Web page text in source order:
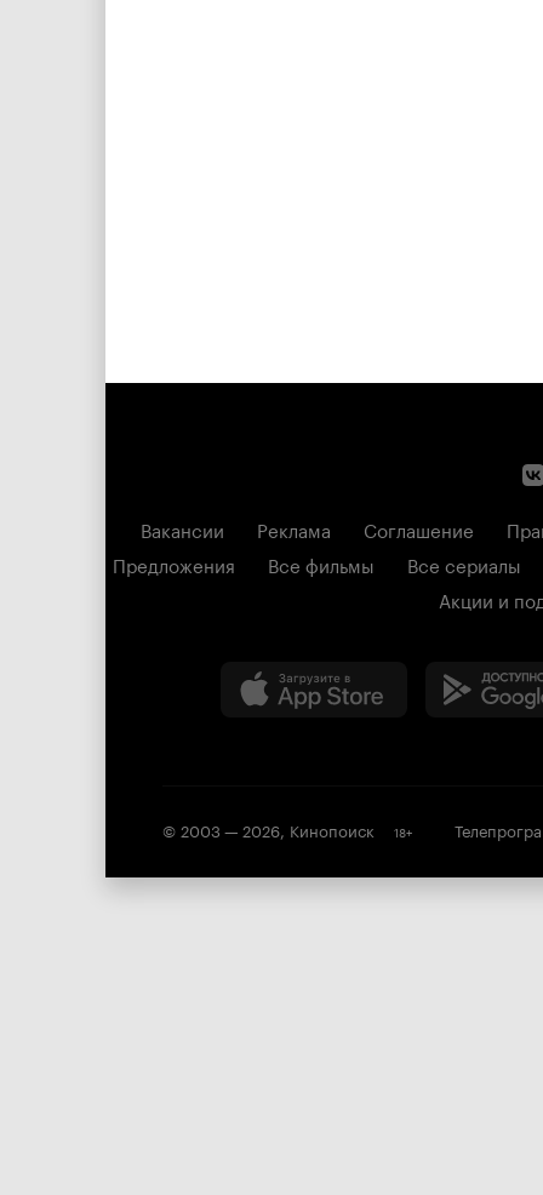
Вакансии Реклама Соглашение
Предложения
Все фильмы
Все сериалы
Акции и
© 2003 — 2026, Кинопоиск 18+